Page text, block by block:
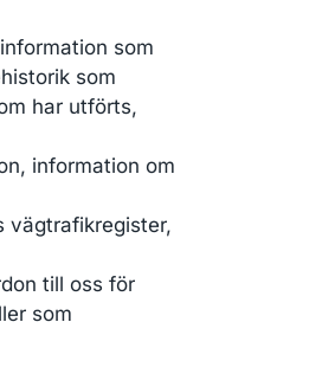
som
som
har utförts,
information om
vägtrafikregister,
till oss för
som